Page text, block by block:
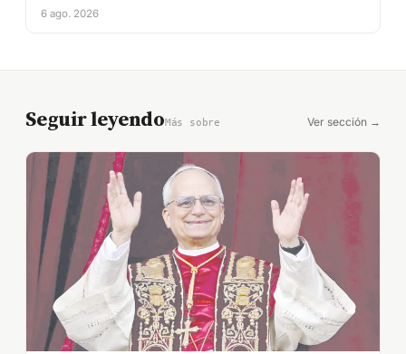
6 ago. 2026
Seguir leyendoMás sobre Ver sección →